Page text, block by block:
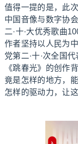
值得一提的是，此
中国音像与数字协
二·十·大优秀歌曲
作者坚持以人民为
党第二·十·次全国
《跳春光》的创
竟是怎样的地方，
怎样的驱动力，让